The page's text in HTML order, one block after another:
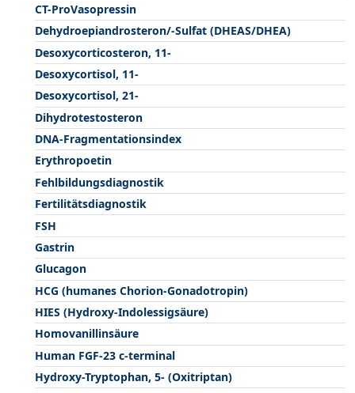
CT-ProVasopressin
Dehydroepiandrosteron/-Sulfat (DHEAS/DHEA)
Desoxycorticosteron, 11-
Desoxycortisol, 11-
Desoxycortisol, 21-
Dihydrotestosteron
DNA-Fragmentationsindex
Erythropoetin
Fehlbildungsdiagnostik
Fertilitätsdiagnostik
FSH
Gastrin
Glucagon
HCG (humanes Chorion-Gonadotropin)
HIES (Hydroxy-Indolessigsäure)
Homovanillinsäure
Human FGF-23 c-terminal
Hydroxy-Tryptophan, 5- (Oxitriptan)